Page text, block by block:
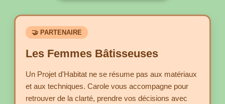
🤝 PARTENAIRE
Les Femmes Bâtisseuses
Un Projet d'Habitat ne se résume pas aux matériaux
et aux techniques. Carole vous accompagne pour
retrouver de la clarté, prendre vos décisions avec